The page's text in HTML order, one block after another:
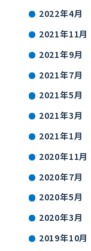
2022年4月
2021年11月
2021年9月
2021年7月
2021年5月
2021年3月
2021年1月
2020年11月
2020年7月
2020年5月
2020年3月
2019年10月